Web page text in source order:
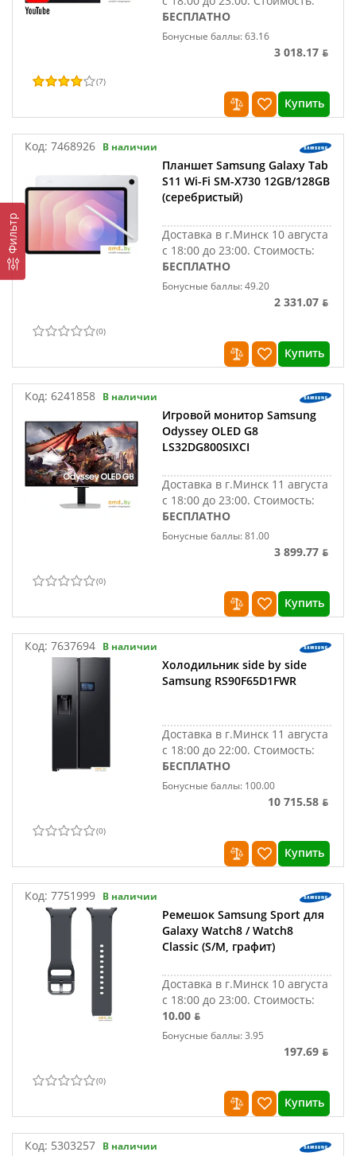
Фильтр
БЕСПЛАТНО
Бонусные баллы: 63.16
3 018.17 ƃ
(7)
Купить
Код: 7468926 В наличии
Планшет Samsung Galaxy Tab
S11 Wi-Fi SM-X730 12GB/128GB
(серебристый)
Доставка в г.Минск 10 августа
с 18:00 до 23:00. Стоимость:
БЕСПЛАТНО
Бонусные баллы: 49.20
2 331.07 ƃ
(0)
Купить
Код: 6241858 В наличии
Игровой монитор Samsung
Odyssey OLED G8
LS32DG800SIXCI
Доставка в г.Минск 11 августа
с 18:00 до 23:00. Стоимость:
БЕСПЛАТНО
Бонусные баллы: 81.00
3 899.77 ƃ
(0)
Купить
Код: 7637694 В наличии
Холодильник side by side
Samsung RS90F65D1FWR
Доставка в г.Минск 11 августа
с 18:00 до 22:00. Стоимость:
БЕСПЛАТНО
Бонусные баллы: 100.00
10 715.58 ƃ
(0)
Купить
Код: 7751999 В наличии
Ремешок Samsung Sport для
Galaxy Watch8 / Watch8
Classic (S/M, графит)
Доставка в г.Минск 10 августа
с 18:00 до 23:00. Стоимость:
10.00 ƃ
Бонусные баллы: 3.95
197.69 ƃ
(0)
Купить
Код: 5303257 В наличии